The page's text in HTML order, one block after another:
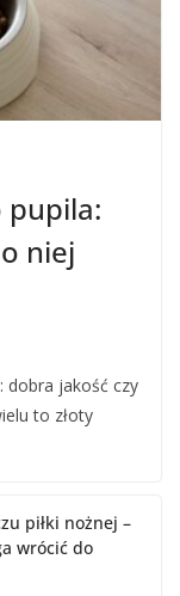
pupila:
niej
dobra jakość czy
to złoty
piłki nożnej –
wrócić do